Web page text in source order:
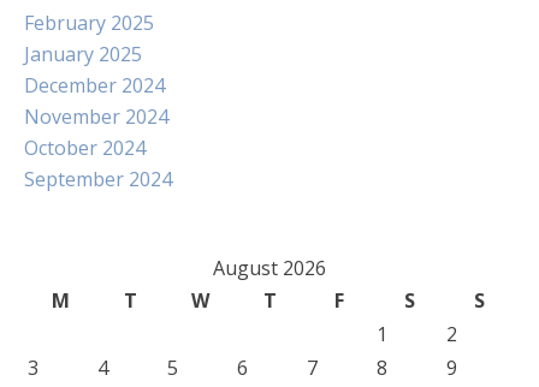
February 2025
January 2025
December 2024
November 2024
October 2024
September 2024
August 2026
M
T W T F S
S
1
2
3
4 5 6 7 8
9